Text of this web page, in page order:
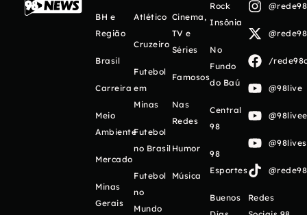
BH e
Região
Brasil
Carreira
Meio
Ambiente
Mercado
Minas
Gerais
Atlético
Cruzeiro
Futebol
em
Minas
Futebol
no Brasil
Futebol
no
Mundo
Cinema,
TV e
Séries
Famosos
Nas
Redes
Humor
Música
Rock
Insônia
No
Fundo
do Baú
Central
98
98
Esportes
Buenos
/
@98live
Redes